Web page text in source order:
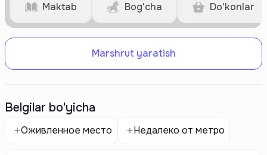
Maktab Bog'cha Do'konlar
Marshrut yaratish
Belgilar bo'yicha
Оживленное место Недалеко от метро